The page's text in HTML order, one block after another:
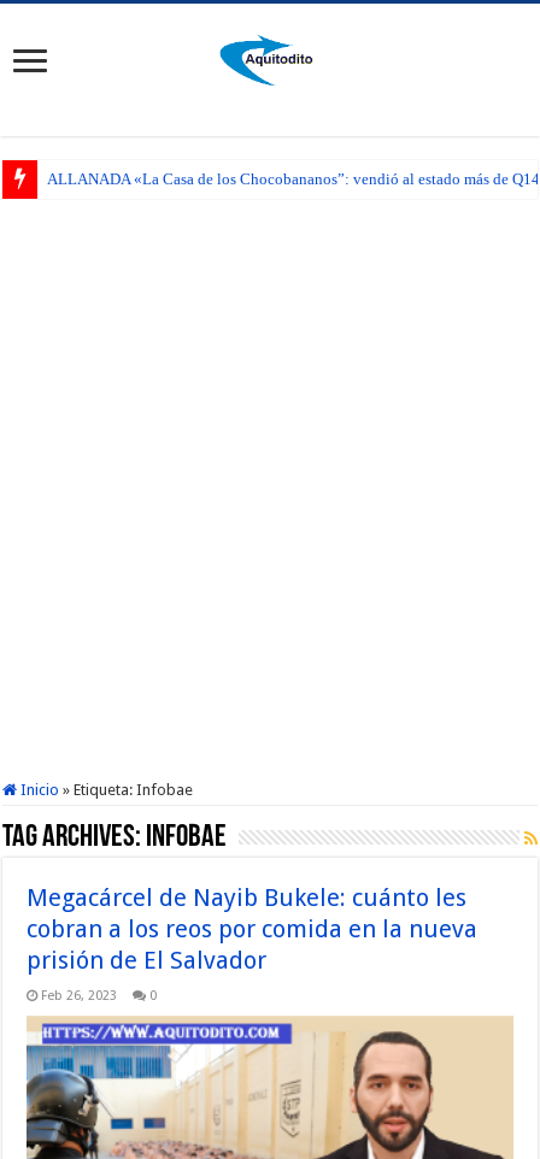
ALLANADA «La Casa de los Chocobananos”: vendió al estado más de
Inicio » Etiqueta:Infobae
Tag Archives: Infobae
Megacárcel de Nayib Bukele: cuánto les
cobran a los reos por comida en la nueva
prisión de El Salvador
Feb 26, 2023 0